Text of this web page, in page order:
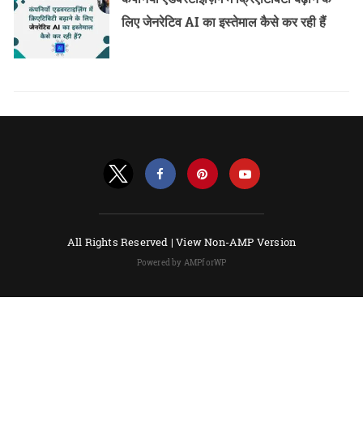
लिए जेनरेटिव AI का इस्तेमाल कैसे कर रही हैं
All Rights Reserved |View Non-AMP Version
Powered by AMPforWP